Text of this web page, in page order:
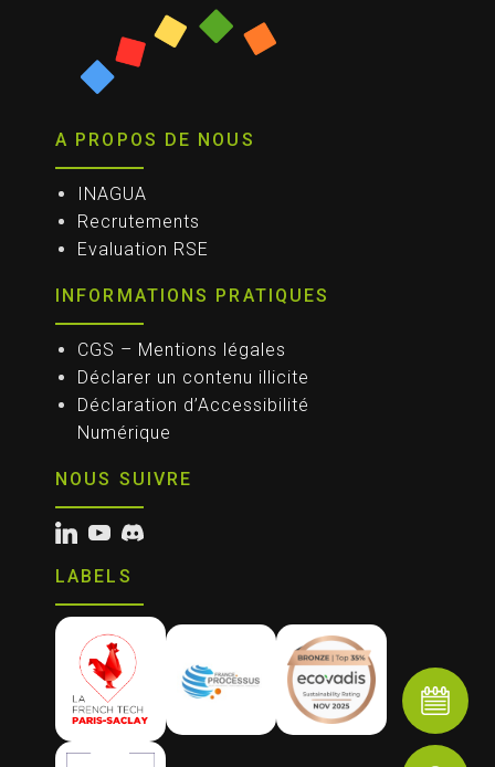
A PROPOS DE NOUS
INAGUA
Recrutements
Evaluation RSE
INFORMATIONS PRATIQUES
CGS – Mentions légales
Déclarer un contenu illicite
Déclaration d’Accessibilité
Numérique
NOUS SUIVRE
LABELS